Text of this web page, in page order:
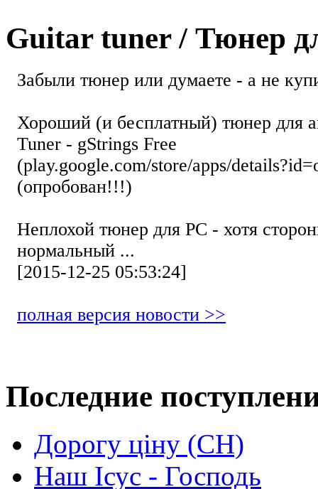
Guitar tuner / Тюнер
Забыли тюнер или думаете - а не
Хороший (и бесплатный) тюнер для
Tuner - gStrings Free
(play.google.com/store/apps/
(опробован!!!)
Неплохой тюнер для РС - хотя
нормальный ...
[2015-12-25 05:53:24]
полная версия новости >>
Последние
Дорогу ціну (СН)
Наш Ісус - Господь